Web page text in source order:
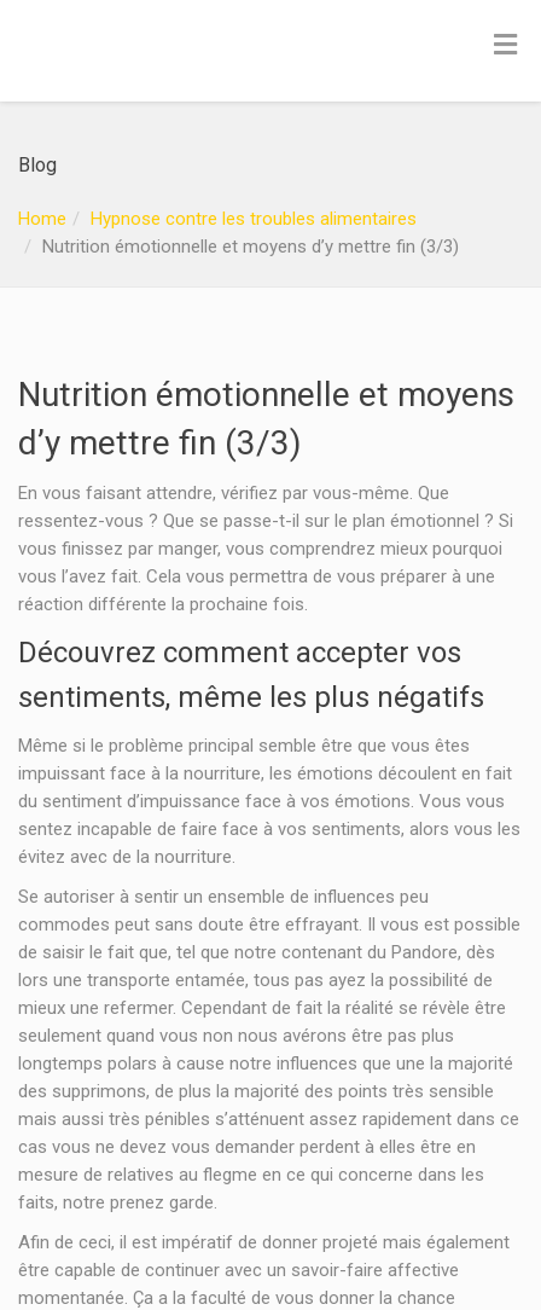
Blog
Home
Hypnose contre les troubles alimentaires
Nutrition émotionnelle et moyens d’y mettre fin (3/3)
Nutrition émotionnelle et moyens
d’y mettre fin (3/3)
En vous faisant attendre, vérifiez par vous-même. Que
ressentez-vous ? Que se passe-t-il sur le plan émotionnel ? Si
vous finissez par manger, vous comprendrez mieux pourquoi
vous l’avez fait. Cela vous permettra de vous préparer à une
réaction différente la prochaine fois.
Découvrez comment accepter vos
sentiments, même les plus négatifs
Même si le problème principal semble être que vous êtes
impuissant face à la nourriture, les émotions découlent en fait
du sentiment d’impuissance face à vos émotions. Vous vous
sentez incapable de faire face à vos sentiments, alors vous les
évitez avec de la nourriture.
Se autoriser à sentir un ensemble de influences peu
commodes peut sans doute être effrayant. Il vous est possible
de saisir le fait que, tel que notre contenant du Pandore, dès
lors une transporte entamée, tous pas ayez la possibilité de
mieux une refermer. Cependant de fait la réalité se révèle être
seulement quand vous non nous avérons être pas plus
longtemps polars à cause notre influences que une la majorité
des supprimons, de plus la majorité des points très sensible
mais aussi très pénibles s’atténuent assez rapidement dans ce
cas vous ne devez vous demander perdent à elles être en
mesure de relatives au flegme en ce qui concerne dans les
faits, notre prenez garde.
Afin de ceci, il est impératif de donner projeté mais également
être capable de continuer avec un savoir-faire affective
momentanée. Ça a la faculté de vous donner la chance